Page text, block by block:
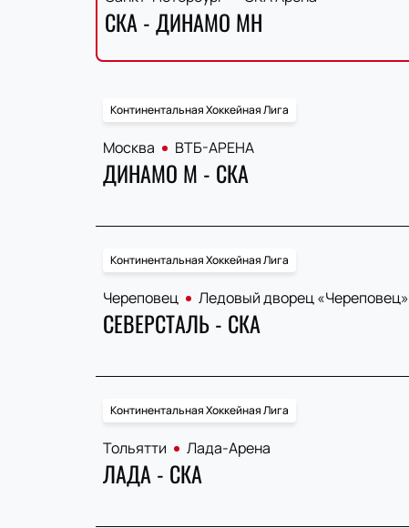
СКА - ДИНАМО МН
Континентальная Хоккейная Лига
Москва ВТБ-АРЕНА
ДИНАМО М - СКА
Континентальная Хоккейная Лига
Череповец Ледовый дворец «Череповец»
СЕВЕРСТАЛЬ - СКА
Континентальная Хоккейная Лига
Тольятти Лада-Арена
ЛАДА - СКА